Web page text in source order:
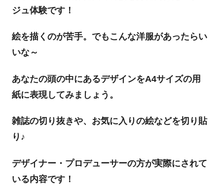
ジュ体験です！
絵を描くのが苦手。でもこんな洋服があったらい
いな～
あなたの頭の中にあるデザインをA4サイズの用
紙に表現してみましょう。
雑誌の切り抜きや、お気に入りの絵などを切り貼
り♪
デザイナー・プロデューサーの方が実際にされて
いる内容です！